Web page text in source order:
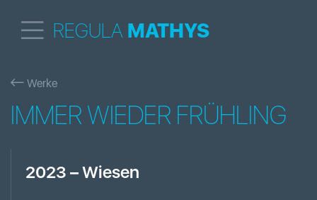
REGULA MATHYS
Werke
IMMER WIEDER FRÜHLING
2023 –Wiesen